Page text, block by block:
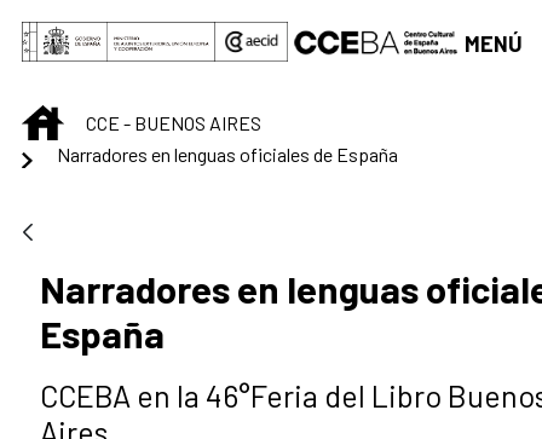
Saltar al contenido principal
MENÚ
INICIOCCE - BUENOS AIRES
Narradores en lenguas oficiales de España
Narradores en lenguas
España
CCEBA en la 46°Feria del Libro